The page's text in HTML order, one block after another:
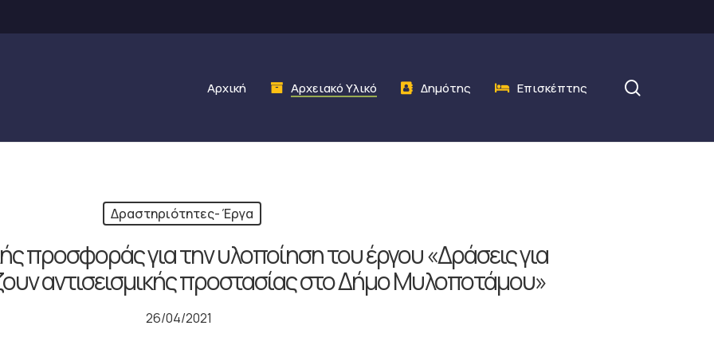
Αρχική Αρχειακό Υλικό Δημότης Επισκέπτης
Δραστηριότητες- Έργα
προσφοράς για την υλοποίηση του έργου «Δράσεις για
αντισεισμικής προστασίας στο Δήμο Μυλοποτάμου»
26/04/2021